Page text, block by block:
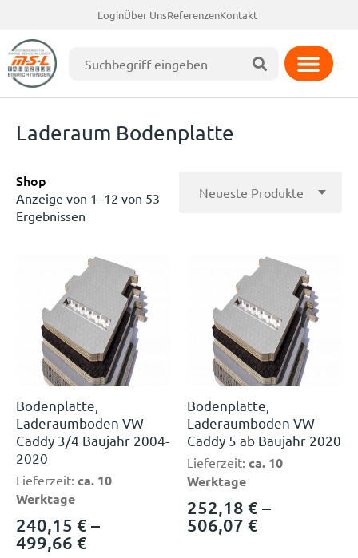
LoginÜber UnsReferenzenKontakt
Laderaum Bodenplatte
Shop
Anzeige von 1–12 von 53
Ergebnissen
Bodenplatte,
Laderaumboden VW
Caddy 3/4 Baujahr 2004-
2020
Lieferzeit: ca. 10
Werktage
240,15 € –
499,66 €
Bodenplatte,
Laderaumboden VW
Caddy 5 ab Baujahr 2020
Lieferzeit: ca. 10
Werktage
252,18 € –
506,07 €